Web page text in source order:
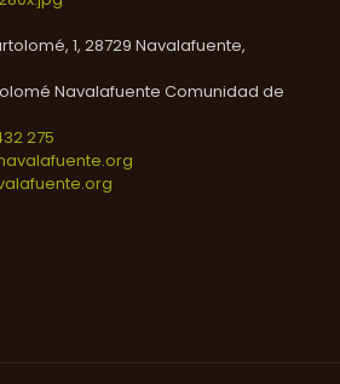
1, 28729 Navalafuente,
Navalafuente Comunidad de
275